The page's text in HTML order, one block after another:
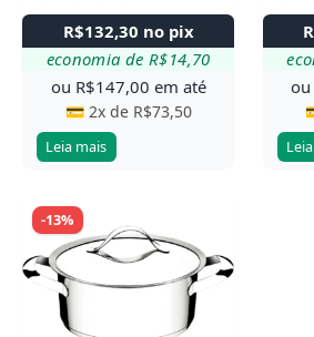
R$132,30 no pix
economia de R$14,70
ou R$147,00 em até
💳 2x de R$73,50
Leia mais
ou
-13%